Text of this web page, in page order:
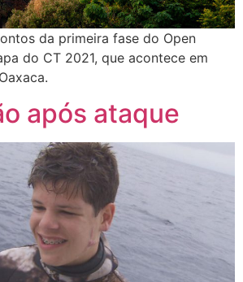
da primeira fase do Open
do CT 2021, que acontece em
após ataque